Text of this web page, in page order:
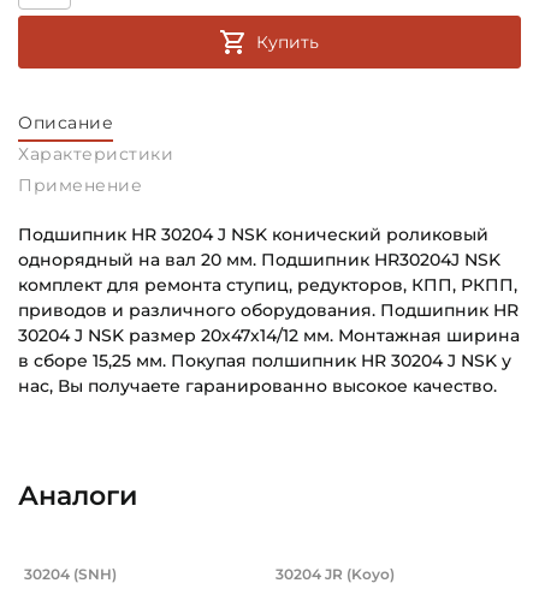
Купить
Описание
Характеристики
Применение
Подшипник HR 30204 J NSK конический роликовый
однорядный на вал 20 мм. Подшипник HR30204J NSK
комплект для ремонта ступиц, редукторов, КПП, РКПП,
приводов и различного оборудования. Подшипник HR
30204 J NSK размер 20х47х14/12 мм. Монтажная ширина
в сборе 15,25 мм. Покупая полшипник HR 30204 J NSK у
нас, Вы получаете гаранированно высокое качество.
Наружный диаметр (D):
Ширина внутреннего кольца (B):
Категория:
Для автомобилей:
Аналоги
Подшипник 20х47х14/12 мм,
30204 (SNH) Подшипник
30204 JR (Koyo)